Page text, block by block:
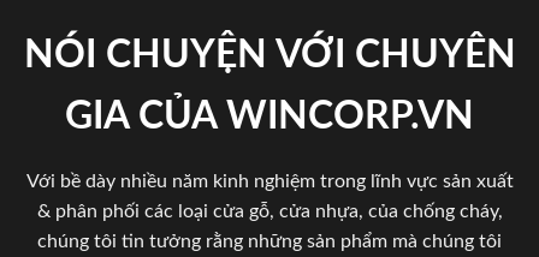
NÓI CHUYỆN VỚI CHUYÊN
GIA CỦA WINCORP.VN
Với bề dày nhiều năm kinh nghiệm trong lĩnh vực sản xuất
& phân phối các loại cửa gỗ, cửa nhựa, của chống cháy,
chúng tôi tin tưởng rằng những sản phẩm mà chúng tôi